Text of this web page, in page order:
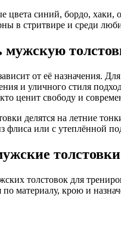
синий, бордо, хаки,
в стритвире и среди
от её назначения.
и уличного стиля
ценит свободу и
делятся на летние
флиса или с утеплённой
толстовок для
по материалу, крою и